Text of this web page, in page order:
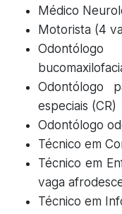
Médico
Motorista (4
Odontólogo
especiais (CR)
Odontólogo
Técnico em
Técnico em
vaga
Técnico em